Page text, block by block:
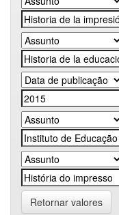
Retornar valores